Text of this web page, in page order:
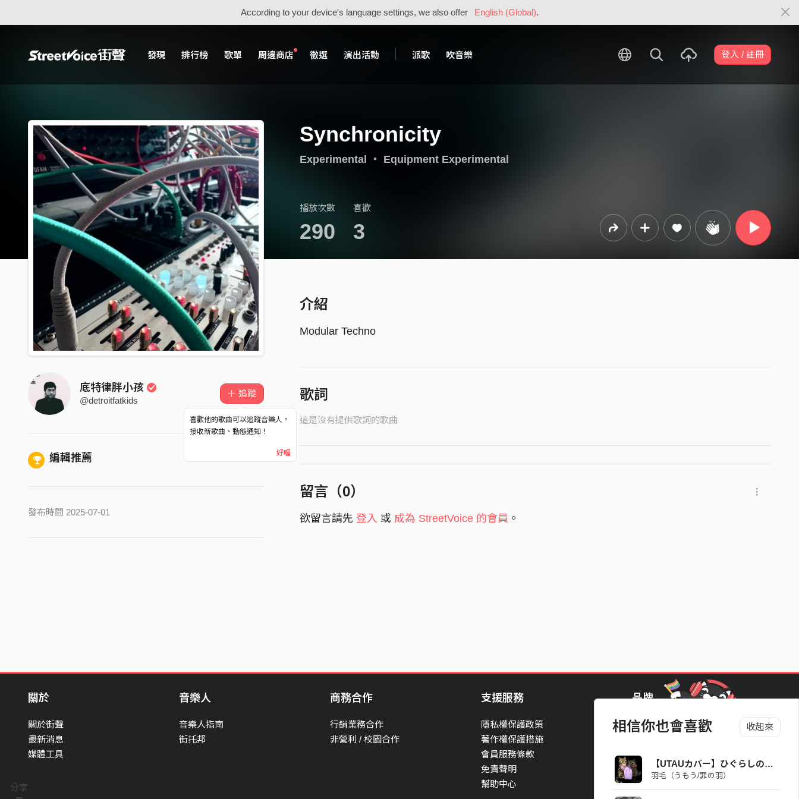
According to your device's language settings, we also offer English (Global).
發現 排行榜 歌單 周邊商店 徵選 演出活動 派歌 吹音樂 登入 / 註冊
分享
相信你也會喜歡 收起來
【UTAUカバー】ひぐらしのなく頃に【いとはなし】
羽毛（うもう/罪の羽）
Synchronicity
Experimental ・ Equipment Experimental
播放次數
290
喜歡
3
底特律胖小孩
@detroitfatkids
＋ 追蹤
喜歡他的歌曲可以追蹤音樂人，
接收新歌曲、動態通知！
好喔
編輯推薦
發布時間 2025-07-01
介紹
Modular Techno
歌詞
這是沒有提供歌詞的歌曲
留言（0）
欲留言請先 登入 或 成為 StreetVoice 的會員 。
關於
關於街聲
最新消息
媒體工具
音樂人
音樂人指南
街托邦
商務合作
行銷業務合作
非營利 / 校園合作
支援服務
隱私權保護政策
著作權保護措施
會員服務條款
免責聲明
幫助中心
品牌
StreetVoice Awards 街聲音樂獎
Blow 吹音樂
Packer 派歌
SimpleLife 簡單生活節